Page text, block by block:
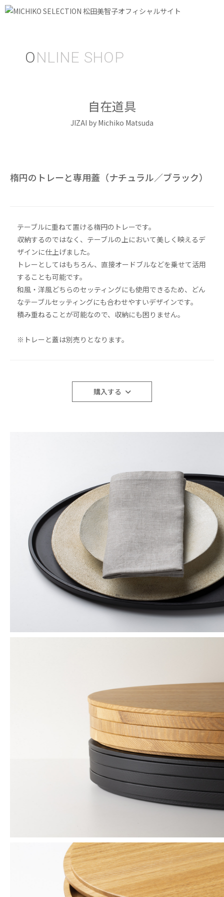
ONLINE SHOP
自在道具
JIZAI by Michiko Matsuda
楕円のトレーと専用蓋（ナチュラル／ブラック）
テーブルに重ねて置ける楕円のトレーです。
収納するのではなく、テーブルの上において美しく映えるデ
ザインに仕上げました。
トレーとしてはもちろん、直接オードブルなどを乗せて活用
することも可能です。
和風・洋風どちらのセッティングにも使用できるため、どん
なテーブルセッティングにも合わせやすいデザインです。
積み重ねることが可能なので、収納にも困りません。
※トレーと蓋は別売りとなります。
購入する